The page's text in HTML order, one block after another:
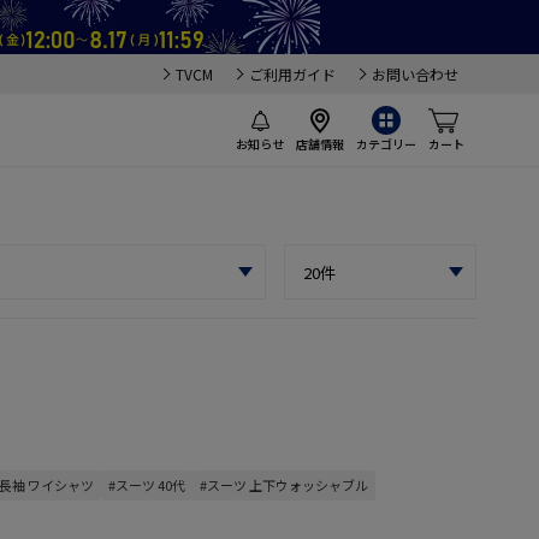
TVCM ご利用ガイド お問い合わせ
お知らせ 店舗情報 カテゴリー カート
袖 ワイシャツ #スーツ 40代 #スーツ 上下ウォッシャブル